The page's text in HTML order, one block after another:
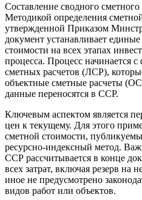
Составление сводного сметного
Методикой определения
утвержденной Приказом
документ устанавливает
стоимости на всех этапах
процесса. Процесс начинается
сметных расчетов (ЛСР),
объектные сметные расчеты
данные переносятся в ССР.
Ключевым аспектом является
цен к текущему. Для этого
сметной стоимости,
ресурсно-индексный метод.
ССР рассчитывается в конце
всех затрат, включая резерв на
иное не предусмотрено
видов работ или объектов.